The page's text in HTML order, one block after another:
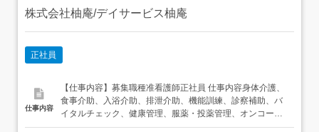
株式会社柚庵/デイサービス柚庵
正社員
仕事内容
【仕事内容】募集職種准看護師正社員 仕事内容身体介護、
食事介助、入浴介助、排泄介助、機能訓練、診察補助、バ
イタルチェック、健康管理、服薬・投薬管理、オンコール
給与・手当<給与>月給160,000〜180,000円<手当>交通費